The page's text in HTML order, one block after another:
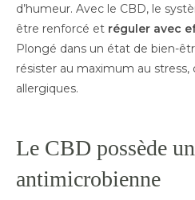
d’humeur. Avec le CBD, le
être renforcé et réguler avec
Plongé dans un état de bien-
résister au maximum au stress,
allergiques.
Le CBD possède
antimicrobienne